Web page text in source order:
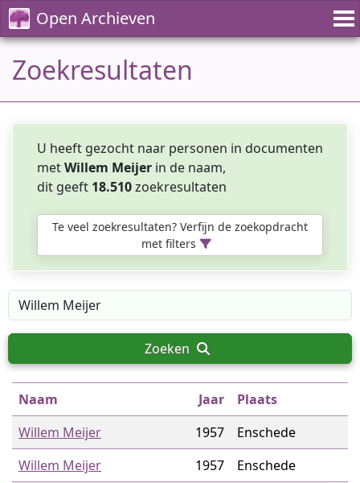
Open Archieven
Zoekresultaten
U heeft gezocht naar personen in documenten
metWillem Meijer in de naam,
dit geeft 18.510zoekresultaten
Te veel zoekresultaten? Verfijn de zoekopdracht
met filters
Zoeken
Naam Jaar
Plaats
Willem Meijer
1957
Enschede
Willem Meijer
1957
Enschede